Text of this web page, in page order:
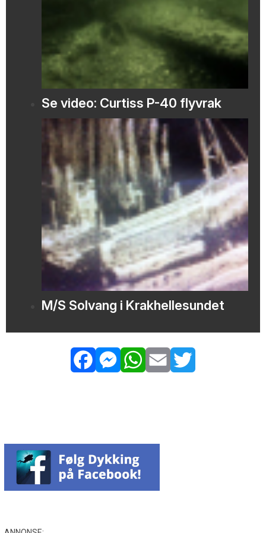
Se video: Curtiss P-40 flyvrak
M/S Solvang i Krakhellesundet